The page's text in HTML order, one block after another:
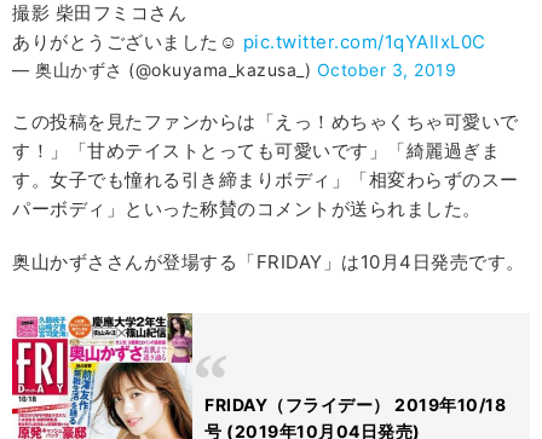
撮影 柴田フミコさん
ありがとうございました☺︎ pic.twitter.com/1qYAIlxL0C
— 奥山かずさ (@okuyama_kazusa_) October 3, 2019
この投稿を見たファンからは「えっ！めちゃくちゃ可愛いで
す！」「甘めテイストとっても可愛いです」「綺麗過ぎま
す。女子でも憧れる引き締まりボディ」「相変わらずのスー
パーボディ」といった称賛のコメントが送られました。
奥山かずささんが登場する「FRIDAY」は10月4日発売です。
FRIDAY（フライデー） 2019年10/18
号 (2019年10月04日発売)